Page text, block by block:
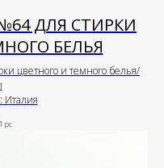
ДЛЯ СТИРКИ
БЕЛЬЯ
цветного и темного белья/
Италия
1 pc